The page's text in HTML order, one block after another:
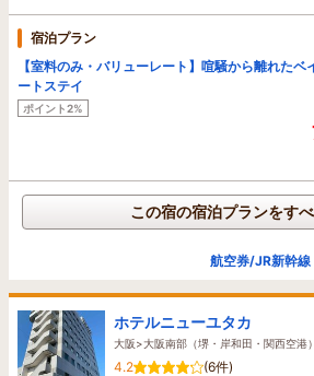
宿泊プラン
【室料のみ・バリューレート】喧騒から離れた
ートステイ
ポイント2%
この宿の宿泊プランをす
航空券/JR新幹
ホテルニューユタカ
大阪>大阪南部（堺・岸和田・関西空港）
4.2
(6件)